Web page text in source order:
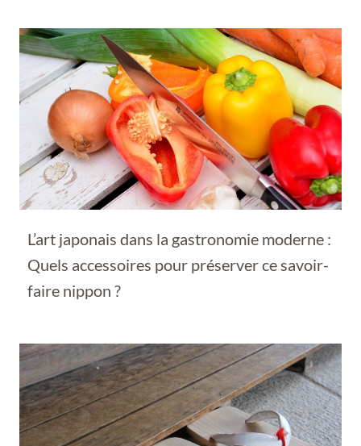
L’art japonais dans la gastronomie moderne :
Quels accessoires pour préserver ce savoir-
faire nippon ?